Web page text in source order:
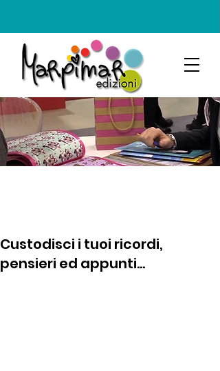
Custodisci i tuoi ricordi,
pensieri ed appunti...